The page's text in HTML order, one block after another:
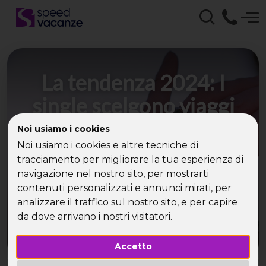
Noi usiamo i cookies
Noi usiamo i cookies e altre tecniche di
tracciamento per migliorare la tua esperienza di
navigazione nel nostro sito, per mostrarti
contenuti personalizzati e annunci mirati, per
analizzare il traffico sul nostro sito, e per capire
da dove arrivano i nostri visitatori.
Accetto
La tendenza 2024: I
single scelgono viaggi
oltre confine per
Capodanno
Speed Vacanze® conferma: sempre più single
preferiscono mete estere per celebrare le
festività